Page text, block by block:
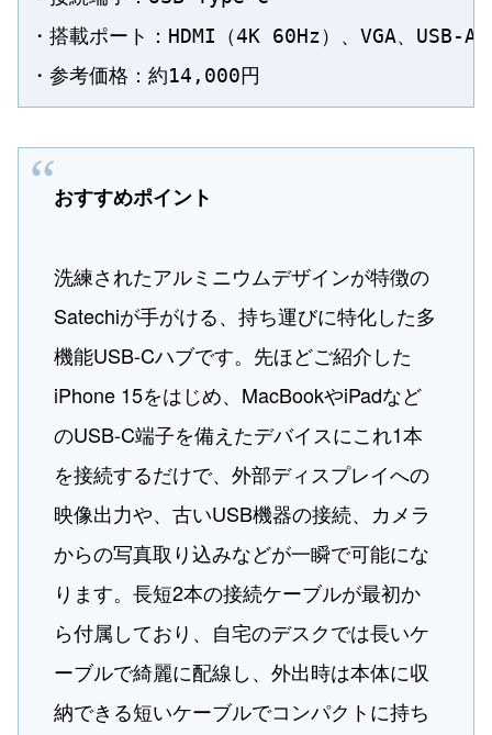
・搭載ポート：HDMI（4K 60Hz）、VGA、USB-
おすすめポイント
洗練されたアルミニウムデザインが特徴の
Satechiが手がける、持ち運びに特化した多
機能USB-Cハブです。先ほどご紹介した
iPhone 15をはじめ、MacBookやiPadなど
のUSB-C端子を備えたデバイスにこれ1本
を接続するだけで、外部ディスプレイへの
映像出力や、古いUSB機器の接続、カメラ
からの写真取り込みなどが一瞬で可能にな
ります。長短2本の接続ケーブルが最初か
ら付属しており、自宅のデスクでは長いケ
ーブルで綺麗に配線し、外出時は本体に収
納できる短いケーブルでコンパクトに持ち